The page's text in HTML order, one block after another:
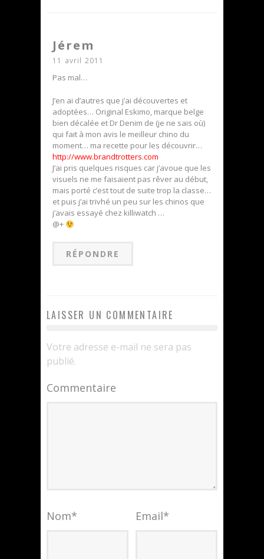
Jérem
11 avril 2011
Pas mal…
J’en ai d’autres que j’ai découvertes et
adoptées… Original Eskimo, marque belge
bien décalée et Dr Denim de (je ne sais où)
qui fait à mon avis le meilleur chino du
moment… ma recette pour les découvrir…
http://www.brandtrotters.com
J’ai pris quelques risques car j’avoue que les
visuels ne me faisaient pas rêver au début,
mais porté c’est tout de suite trop la classe…
et puis j’ai trivhé un peu sur les chinos que
j’avais essayé chez killiwatch …
@+
RÉPONDRE
LAISSER UN COMMENTAIRE
Votre adresse e-mail ne sera pas
publié.
Commentaire
Nom* Email*